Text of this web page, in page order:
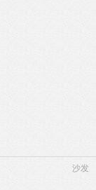
沙发